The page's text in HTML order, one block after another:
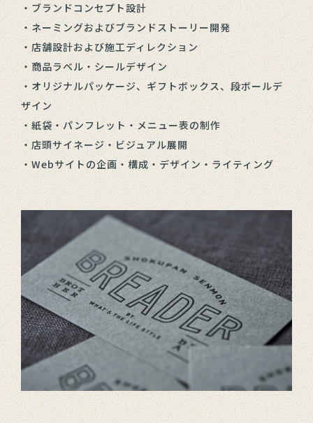
・ブランドコンセプト設計
・ネーミングおよびブランドストーリー開発
・店舗設計および施工ディレクション
・商品ラベル・シールデザイン
・オリジナルパッケージ、ギフトボックス、段ボールデ
ザイン
・紙袋・パンフレット・メニュー表の制作
・店頭サイネージ・ビジュアル展開
・Webサイトの企画・構成・デザイン・ライティング